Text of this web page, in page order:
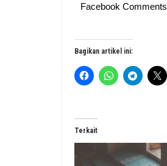
Facebook Comments
Bagikan artikel ini:
Terkait